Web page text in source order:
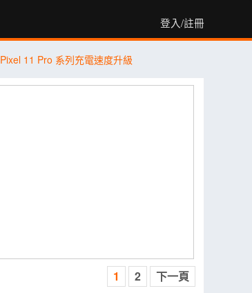
登入/註冊
Pixel 11 Pro 系列充電速度升級
1 2 下一頁